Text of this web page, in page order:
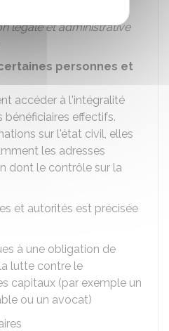
légale et administrative
personnes et
accéder à l'intégralité
bénéficiaires effectifs.
sur l'état civil, elles
les adresses
dont le contrôle sur la
et autorités est précisée
à une obligation de
lutte contre le
capitaux (par exemple un
ou un avocat)